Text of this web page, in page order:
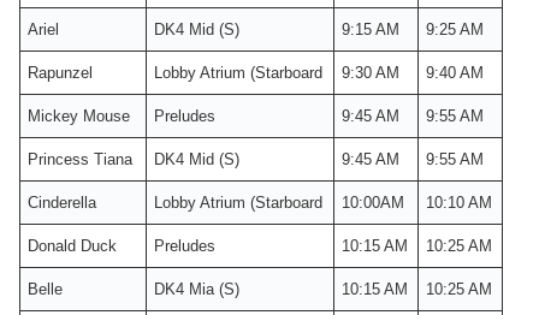
Ariel DK4 Mid (S) 9:15 AM 9:25 AM
Rapunzel Lobby Atrium (Starboard 9:30 AM 9:40 AM
Mickey Mouse Preludes 9:45 AM 9:55 AM
Princess Tiana DK4 Mid (S) 9:45 AM 9:55 AM
Cinderella Lobby Atrium (Starboard 10:00AM 10:10 AM
Donald Duck Preludes 10:15 AM 10:25 AM
Belle DK4 Mia (S) 10:15 AM 10:25 AM